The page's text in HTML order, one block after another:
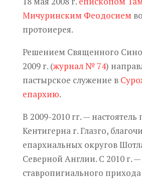
Мичуринским Феодосием
протоиерея.
Решением Священного
2009 г. (журнал № 74)
пастырское служение в
епархию.
В 2009-2010 гг. — настоятель
Кентигерна г. Глазго,
епархиальных округов
Северной Англии. С 2010 г.
ставропигиального